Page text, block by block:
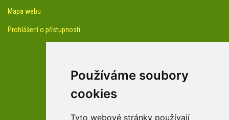
Používáme soubory
cookies
Tyto webové stránky používají
Mapa webu
Prohlášení o přístupnosti